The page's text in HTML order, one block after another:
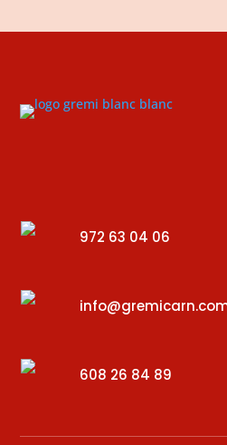
972 63 04 06
608 26 84 89